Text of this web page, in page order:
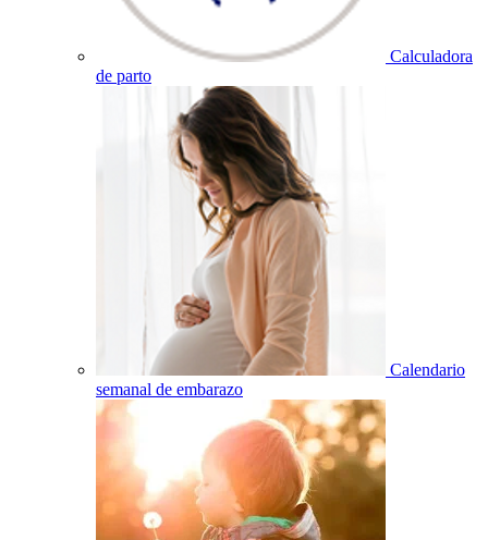
Calculadora
de parto
Calendario
semanal de embarazo